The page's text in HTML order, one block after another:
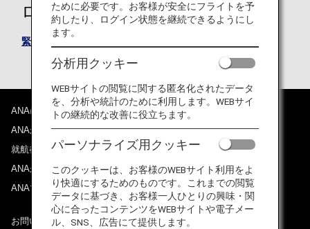
ロード
緊急連絡先登録フォーム（34KB）
ANAについて
ANAからのお知らせ
就航都市
ANAがお約束する体験
ANAマイレージクラブ
お問い合わせ
ために必要です。お客様が安全にフライトを予
約したり、ログイン状態を継続できるようにし
ます。
分析用クッキー
WEBサイトの閲覧に関する匿名化されたデータ
を、分析や統計のために利用します。WEBサイ
トの継続的な改善に役立ちます。
パーソナライズ用クッキー
このクッキーは、お客様のWEBサイト利用をよ
り快適にするためのものです。これまでの閲覧
データに基づき、お客様一人ひとりの興味・関
心に合ったコンテンツをWEBサイトや電子メー
ル、SNS、広告にて提供します。